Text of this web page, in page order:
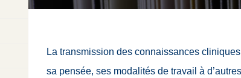
La transmission des connaissances
sa pensée, ses modalités de travail à